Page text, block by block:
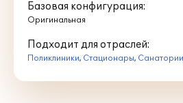
Базовая конфигурация:
Оригинальная
Подходит для отраслей:
Поликлиники, Стационары, Санатории